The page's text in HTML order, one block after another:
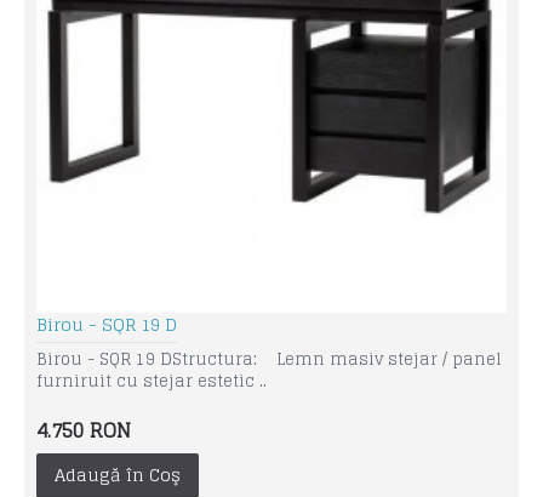
Birou - SQR 19 D
Birou - SQR 19 D Structura: Lemn masiv stejar / panel
furniruit cu stejar estetic ..
4.750 RON
Adaugă în Coş